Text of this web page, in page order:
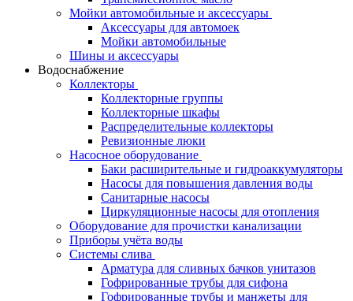
Мойки автомобильные и аксессуары
Аксессуары для автомоек
Мойки автомобильные
Шины и аксессуары
Водоснабжение
Коллекторы
Коллекторные группы
Коллекторные шкафы
Распределительные коллекторы
Ревизионные люки
Насосное оборудование
Баки расширительные и гидроаккумуляторы
Насосы для повышения давления воды
Санитарные насосы
Циркуляционные насосы для отопления
Оборудование для прочистки канализации
Приборы учёта воды
Системы слива
Арматура для сливных бачков унитазов
Гофрированные трубы для сифона
Гофрированные трубы и манжеты для